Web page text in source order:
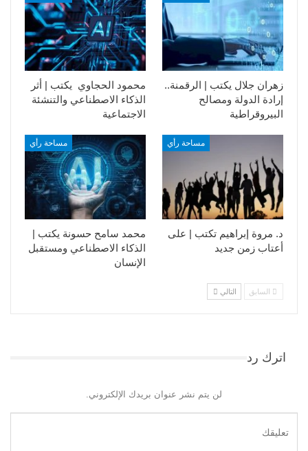
محمود الحجاوي يكتب | أثر
الذكاء الاصطناعي والتنشئة
الاجتماعية
زهران جلال يكتب | الرقمنة..
إرادة الدولة ومصالح
البيروقراطية
مساحة رأي
محمد سامح حسونة يكتب |
الذكاء الاصطناعي ومستقبل
الإنسان
مساحة رأي
د. مروة إبراهيم تكتب | على
أعتاب زمن جديد
السابق التالي
اترك رد
لن يتم نشر عنوان بريدك الإلكتروني.